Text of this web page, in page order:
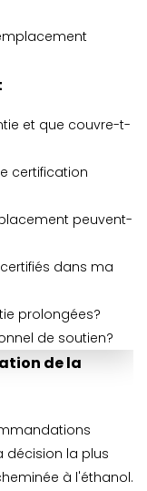
et que couvre-t-
certification
peuvent-
dans ma
prolongées?
de soutien?
de la
décision la plus
à l'éthanol.